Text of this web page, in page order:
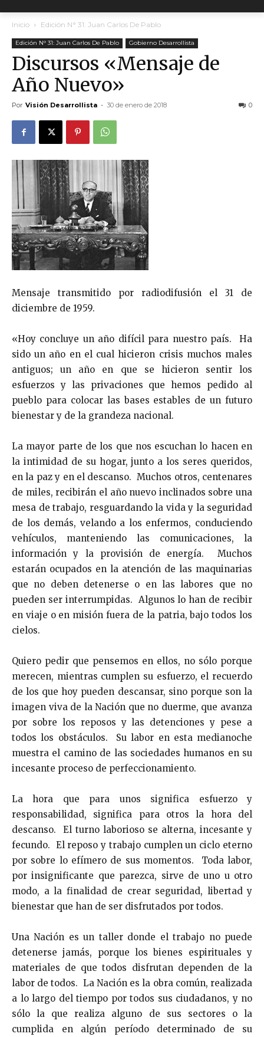
Inicio Edición N° 31: Juan Carlos De Pablo
Edición N° 31: Juan Carlos De Pablo Gobierno Desarrollista
Discursos «Mensaje de
Año Nuevo»
Por Visión Desarrollista - 30 de enero de 2018 0
Mensaje transmitido por radiodifusión el 31 de
diciembre de 1959.
«Hoy concluye un año difícil para nuestro país. Ha
sido un año en el cual hicieron crisis muchos males
antiguos; un año en que se hicieron sentir los
esfuerzos y las privaciones que hemos pedido al
pueblo para colocar las bases estables de un futuro
bienestar y de la grandeza nacional.
La mayor parte de los que nos escuchan lo hacen en
la intimidad de su hogar, junto a los seres queridos,
en la paz y en el descanso. Muchos otros, centenares
de miles, recibirán el año nuevo inclinados sobre una
mesa de trabajo, resguardando la vida y la seguridad
de los demás, velando a los enfermos, conduciendo
vehículos, manteniendo las comunicaciones, la
información y la provisión de energía. Muchos
estarán ocupados en la atención de las maquinarias
que no deben detenerse o en las labores que no
pueden ser interrumpidas. Algunos lo han de recibir
en viaje o en misión fuera de la patria, bajo todos los
cielos.
Quiero pedir que pensemos en ellos, no sólo porque
merecen, mientras cumplen su esfuerzo, el recuerdo
de los que hoy pueden descansar, sino porque son la
imagen viva de la Nación que no duerme, que avanza
por sobre los reposos y las detenciones y pese a
todos los obstáculos. Su labor en esta medianoche
muestra el camino de las sociedades humanos en su
incesante proceso de perfeccionamiento.
La hora que para unos significa esfuerzo y
responsabilidad, significa para otros la hora del
descanso. El turno laborioso se alterna, incesante y
fecundo. El reposo y trabajo cumplen un ciclo eterno
por sobre lo efímero de sus momentos. Toda labor,
por insignificante que parezca, sirve de uno u otro
modo, a la finalidad de crear seguridad, libertad y
bienestar que han de ser disfrutados por todos.
Una Nación es un taller donde el trabajo no puede
detenerse jamás, porque los bienes espirituales y
materiales de que todos disfrutan dependen de la
labor de todos. La Nación es la obra común, realizada
a lo largo del tiempo por todos sus ciudadanos, y no
sólo la que realiza alguno de sus sectores o la
cumplida en algún período determinado de su